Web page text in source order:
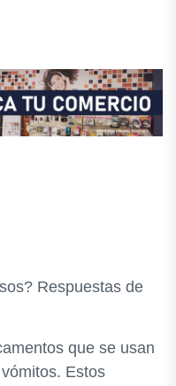
Respuestas de
que se usan
Estos